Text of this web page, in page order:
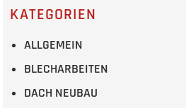
KATEGORIEN
ALLGEMEIN
BLECHARBEITEN
DACH NEUBAU